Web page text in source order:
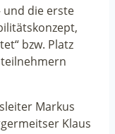
und die erste
bzw. Platz
Markus
Klaus